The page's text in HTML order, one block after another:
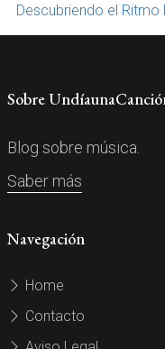
Descubriendo el Ritmo
Sobre
Blog sobre música.
Saber más
Navegación
Home
Contacto